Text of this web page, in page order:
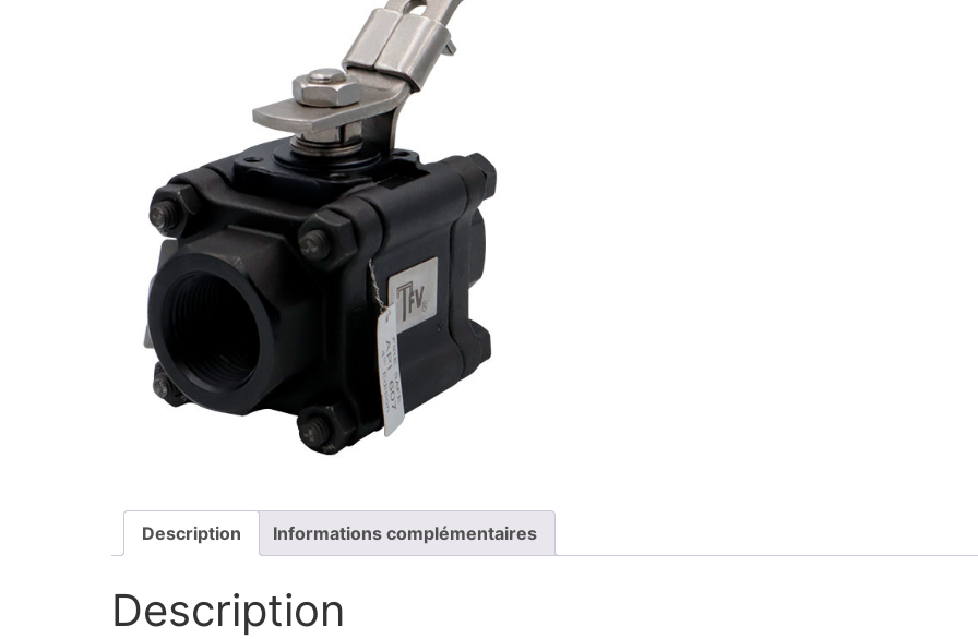
Description Informations complémentaires
Description